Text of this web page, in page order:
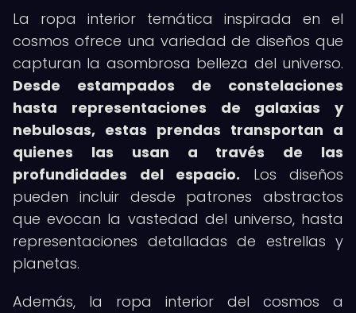
La ropa interior temática inspirada en el
cosmos ofrece una variedad de diseños que
capturan la asombrosa belleza del universo.
Desde estampados de constelaciones
hasta representaciones de galaxias y
nebulosas, estas prendas transportan a
quienes las usan a través de las
profundidades del espacio. Los diseños
pueden incluir desde patrones abstractos
que evocan la vastedad del universo, hasta
representaciones detalladas de estrellas y
planetas.
Además, la ropa interior del cosmos a